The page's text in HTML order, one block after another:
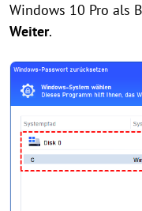
Windows 10 Pro als
Weiter.